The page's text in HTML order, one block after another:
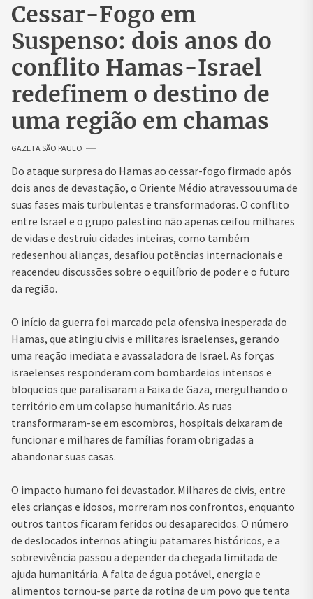
Cessar-Fogo em
Suspenso: dois anos do
conflito Hamas-Israel
redefinem o destino de
uma região em chamas
GAZETA SÃO PAULO
Do ataque surpresa do Hamas ao cessar-fogo firmado após
dois anos de devastação, o Oriente Médio atravessou uma de
suas fases mais turbulentas e transformadoras. O conflito
entre Israel e o grupo palestino não apenas ceifou milhares
de vidas e destruiu cidades inteiras, como também
redesenhou alianças, desafiou potências internacionais e
reacendeu discussões sobre o equilíbrio de poder e o futuro
da região.
O início da guerra foi marcado pela ofensiva inesperada do
Hamas, que atingiu civis e militares israelenses, gerando
uma reação imediata e avassaladora de Israel. As forças
israelenses responderam com bombardeios intensos e
bloqueios que paralisaram a Faixa de Gaza, mergulhando o
território em um colapso humanitário. As ruas
transformaram-se em escombros, hospitais deixaram de
funcionar e milhares de famílias foram obrigadas a
abandonar suas casas.
O impacto humano foi devastador. Milhares de civis, entre
eles crianças e idosos, morreram nos confrontos, enquanto
outros tantos ficaram feridos ou desaparecidos. O número
de deslocados internos atingiu patamares históricos, e a
sobrevivência passou a depender da chegada limitada de
ajuda humanitária. A falta de água potável, energia e
alimentos tornou-se parte da rotina de um povo que tenta